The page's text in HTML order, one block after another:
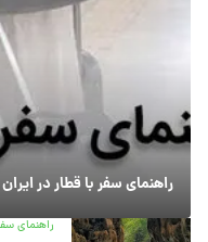
راهنمای سفر با قطار در
راهنمای